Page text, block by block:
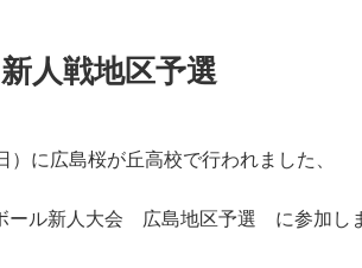
人戦地区予選
に広島桜が丘高校で行われました、
ル新人大会 広島地区予選 に参加し